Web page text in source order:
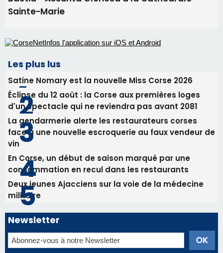
d'un spectacle qui ne reviendra pas avant 2081
face à une nouvelle escroquerie au faux vendeur de
En Corse, un début de saison marqué par une
consommation en recul dans les restaurants
Deux jeunes Ajacciens sur la voie de la médecine
militaire
Newsletter
Inscrivez-vous à la newsletter de CNI et recevez par
email les infos les plus importantes et une sélection de
nos meilleurs articles